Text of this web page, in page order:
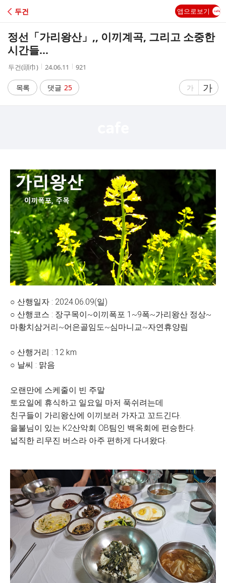
C
A
두건 앱으로보기
정선「가리왕산」,, 이끼계곡, 그리고 소중한
시간들...
작
자
두건(頭巾)
작
시
간
24.06.11
조
수
921
목록 댓글 25
글
가
글
자
가
○ 산행일자 : 2024.06.09(일)
○ 산행코스 : 장구목이~이끼폭포 1~9폭~가리왕산 정상~
마황치삼거리~어은골임도~심마니교~자연휴양림
○ 산행거리 : 12 km
○ 날씨 : 맑음
오랜만에 스케줄이 빈 주말
토요일에 휴식하고 일요일 마저 푹쉬려는데
친구들이 가리왕산에 이끼보러 가자고 꼬드긴다.
을불님이 있는 K2산악회 OB팀인 백옥회에 편승한다.
넓직한 리무진 버스라 아주 편하게 다녀왔다.